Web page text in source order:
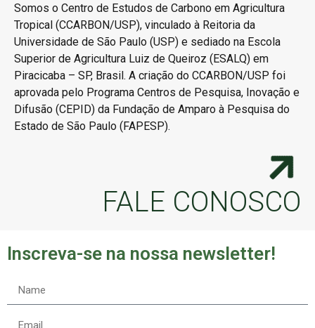
Somos o Centro de Estudos de Carbono em Agricultura
Tropical (CCARBON/USP), vinculado à Reitoria da
Universidade de São Paulo (USP) e sediado na Escola
Superior de Agricultura Luiz de Queiroz (ESALQ) em
Piracicaba – SP, Brasil. A criação do CCARBON/USP foi
aprovada pelo Programa Centros de Pesquisa, Inovação e
Difusão (CEPID) da Fundação de Amparo à Pesquisa do
Estado de São Paulo (FAPESP).
FALE CONOSCO
Inscreva-se na nossa newsletter!